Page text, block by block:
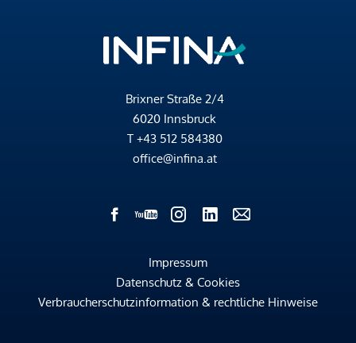
Brixner Straße 2/4
6020 Innsbruck
T +43 512 584380
office@infina.at
Impressum
Datenschutz & Cookies
Verbraucherschutzinformation & rechtliche Hinweise